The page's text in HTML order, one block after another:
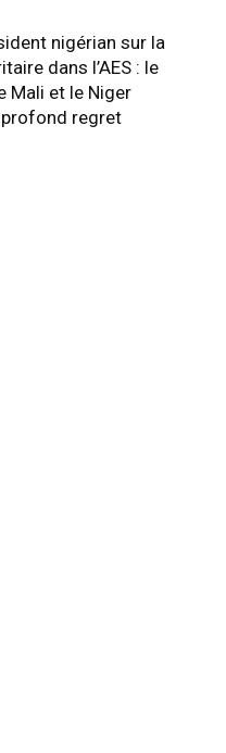
nigérian sur la
dans l’AES : le
Mali et le Niger
regret